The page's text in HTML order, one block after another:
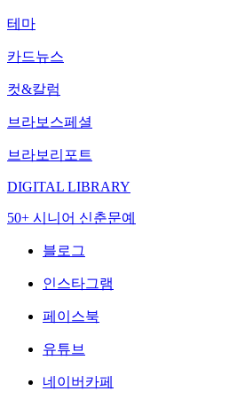
테마
카드뉴스
컷&칼럼
브라보스페셜
브라보리포트
DIGITAL LIBRARY
50+ 시니어 신춘문예
블로그
인스타그램
페이스북
유튜브
네이버카페